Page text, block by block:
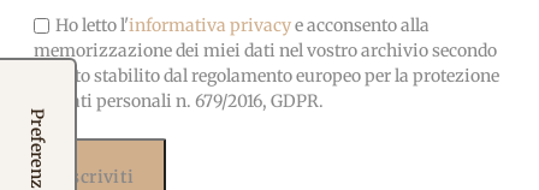
Prodotti correlati
Potrebbero interessarti
Ho letto l'informativa privacye acconsento alla
memorizzazione dei miei dati nel vostro archivio secondo
quanto stabilito dal regolamento europeo per la protezione
dei dati personali n. 679/2016, GDPR.